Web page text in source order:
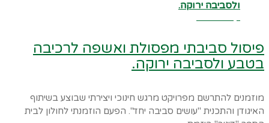
פיסול סביבתי מפסולת ואשפה לרכיבה
בטבע ולסביבה ירוקה.
מוזמנים להתרשם מפרויקט מרגש חינוכי ויצירתי שבוצע בשיתוף
האיגודן והתכנית "עושים סביבה יחד". הפעם הוזמנתי לחולון לבית